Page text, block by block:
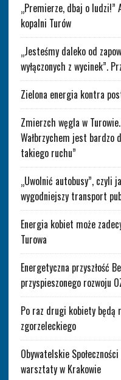
„Premierze, dbaj o
kopalni Turów
„Jesteśmy daleko od
wyłączonych z wycinek”.
Zielona energia kontra
Zmierzch węgla w
Wałbrzychem jest bardzo
takiego ruchu”
„Uwolnić autobusy”, czyli
wygodniejszy transport
Energia kobiet może
Turowa
Energetyczna przyszłość
przyspieszonego rozwoju
Po raz drugi kobiety
zgorzeleckiego
Obywatelskie
warsztaty w Krakowie